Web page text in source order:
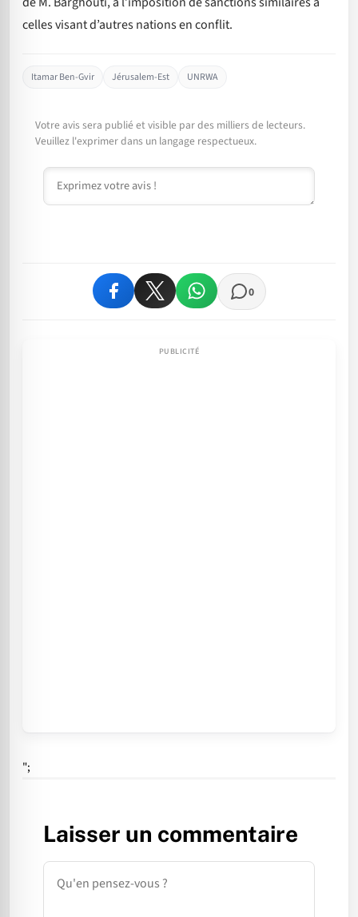
celles visant d’autres nations en conflit.
Itamar Ben-Gvir Jérusalem-Est UNRWA
Votre avis sera publié et visible par des milliers de lecteurs.
Veuillez l'exprimer dans un langage respectueux.
Commentaire
0
";
Laisser un commentaire
Commentaire